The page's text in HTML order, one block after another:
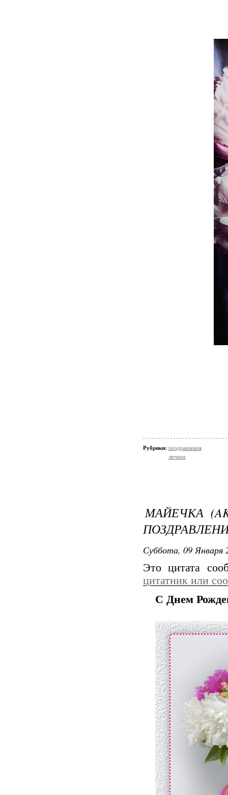
Рубрики: поздравления
личное
МАЙЕЧКА
Суббота, 09 Января
Это цитата
цитатник или
С Днем